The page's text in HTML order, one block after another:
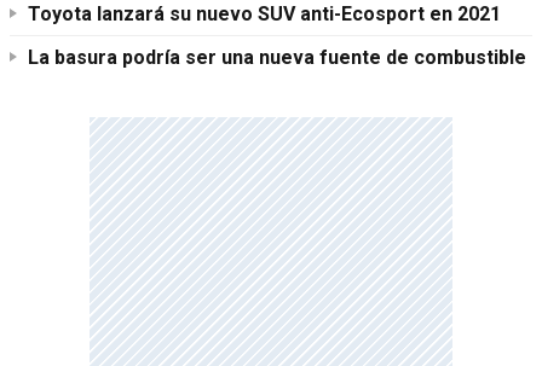
Toyota lanzará su nuevo SUV anti-Ecosport en 2021
La basura podría ser una nueva fuente de combustible